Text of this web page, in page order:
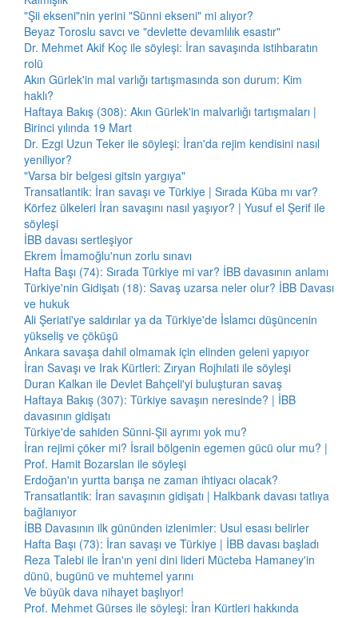
"Şii ekseni"nin yerini "Sünni ekseni" mi alıyor?
Beyaz Toroslu savcı ve "devlette devamlılık esastır"
Dr. Mehmet Akif Koç ile söyleşi: İran savaşında istihbaratın
rolü
Akın Gürlek'in mal varlığı tartışmasında son durum: Kim
haklı?
Haftaya Bakış (308): Akın Gürlek'in malvarlığı tartışmaları |
Birinci yılında 19 Mart
Dr. Ezgi Uzun Teker ile söyleşi: İran'da rejim kendisini nasıl
yeniliyor?
"Varsa bir belgesi gitsin yargıya"
Transatlantik: İran savaşı ve Türkiye | Sırada Küba mı var?
Körfez ülkeleri İran savaşını nasıl yaşıyor? | Yusuf el Şerif ile
söyleşi
İBB davası sertleşiyor
Ekrem İmamoğlu'nun zorlu sınavı
Hafta Başı (74): Sırada Türkiye mi var? İBB davasının anlamı
Türkiye'nin Gidişatı (18): Savaş uzarsa neler olur? İBB Davası
ve hukuk
Ali Şeriati'ye saldırılar ya da Türkiye'de İslamcı düşüncenin
yükseliş ve çöküşü
Ankara savaşa dahil olmamak için elinden geleni yapıyor
İran Savaşı ve Irak Kürtleri: Zıryan Rojhılati ile söyleşi
Duran Kalkan ile Devlet Bahçeli'yi buluşturan savaş
Haftaya Bakış (307): Türkiye savaşın neresinde? | İBB
davasının gidişatı
Türkiye'de sahiden Sünni-Şii ayrımı yok mu?
İran rejimi çöker mi? İsrail bölgenin egemen gücü olur mu? |
Prof. Hamit Bozarslan ile söyleşi
Erdoğan'ın yurtta barışa ne zaman ihtiyacı olacak?
Transatlantik: İran savaşının gidişatı | Halkbank davası tatlıya
bağlanıyor
İBB Davasının ilk gününden izlenimler: Usul esası belirler
Hafta Başı (73): İran savaşı ve Türkiye | İBB davası başladı
Reza Talebi ile İran'ın yeni dini lideri Mücteba Hamaney'in
dünü, bugünü ve muhtemel yarını
Ve büyük dava nihayet başlıyor!
Prof. Mehmet Gürses ile söyleşi: İran Kürtleri hakkında